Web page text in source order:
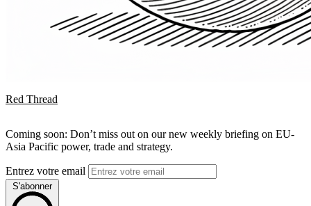
Red Thread
Coming soon: Don’t miss out on our new weekly briefing on EU-
Asia Pacific power, trade and strategy.
Entrez votre email
S'abonner